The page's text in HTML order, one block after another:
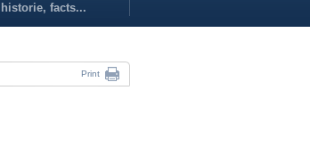
historie, facts...
Print